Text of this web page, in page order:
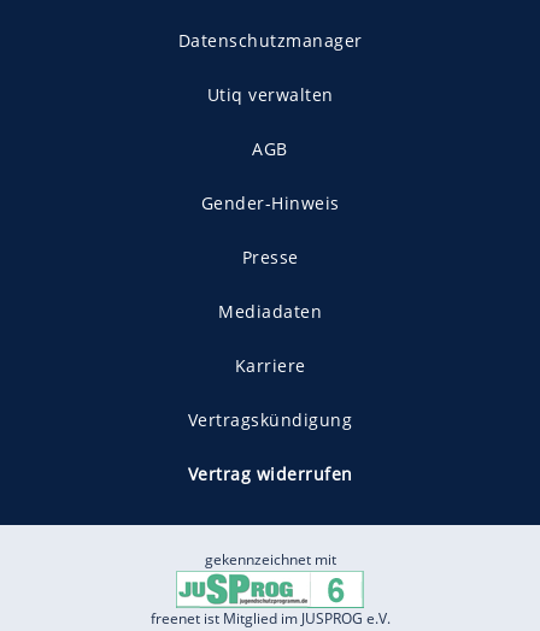
Datenschutzmanager
Utiq verwalten
AGB
Gender-Hinweis
Presse
Mediadaten
Karriere
Vertragskündigung
Vertrag widerrufen
gekennzeichnet mit
freenet ist Mitglied im JUSPROG e.V.